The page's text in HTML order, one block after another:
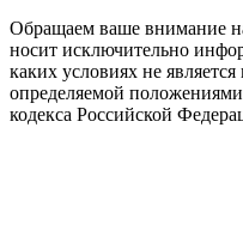
Обращаем ваше внимание
носит исключительно
каких условиях не
определяемой
кодекса Российской